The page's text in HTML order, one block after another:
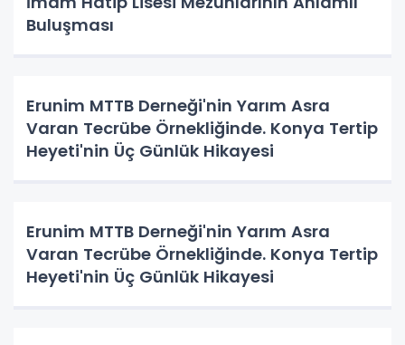
Buluşması
Erunim MTTB Derneği'nin Yarım Asra
Varan Tecrübe Örnekliğinde. Konya Tertip
Heyeti'nin Üç Günlük Hikayesi
Erunim MTTB Derneği'nin Yarım Asra
Varan Tecrübe Örnekliğinde. Konya Tertip
Heyeti'nin Üç Günlük Hikayesi